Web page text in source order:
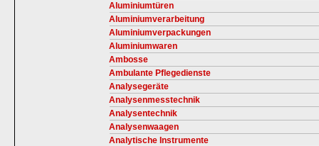
Aluminiumtüren
Aluminiumverarbeitung
Aluminiumverpackungen
Aluminiumwaren
Ambosse
Ambulante Pflegedienste
Analysegeräte
Analysenmesstechnik
Analysentechnik
Analysenwaagen
Analytische Instrumente